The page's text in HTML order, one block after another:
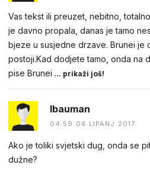
Vas tekst ili preuzet, nebitno,
je davno propala, danas je tamo
bjeze u susjedne drzave. Brunei je
postoji.Kad dodjete tamo, onda na
pise Brunei ... prikaži još!
lbauman
04:59 06.LIPANJ 2017.
Ako je toliki svjetski dug, onda se
dužne?